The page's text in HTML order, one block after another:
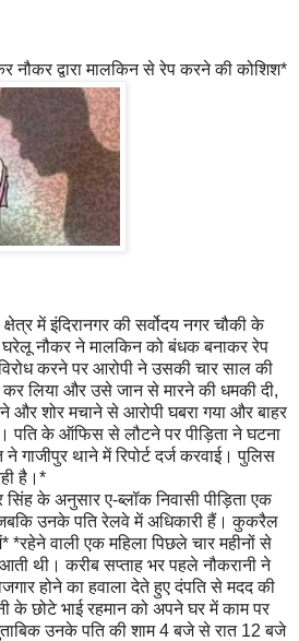
नौकर द्वारा मालकिन से रेप करने की कोशिश*
में इंदिरानगर की सर्वोदय नगर चौकी के
घरेलू नौकर ने मालकिन को बंधक बनाकर रेप
करने पर आरोपी ने उसकी चार साल की
कर लिया और उसे जान से मारने की धमकी दी,
और शोर मचाने से आरोपी घबरा गया और बाहर
पति के ऑफिस से लौटने पर पीड़िता ने घटना
गाजीपुर थाने में रिपोर्ट दर्ज करवाई। पुलिस
है।*
के अनुसार ए-ब्लॉक निवासी पीड़िता एक
जबकि उनके पति रेलवे में अधिकारी हैं। कुकरैल
*रहेने वाली एक महिला पिछले चार महीनों से
थी। करीब सप्ताह भर पहले नौकरानी ने
होने का हवाला देते हुए दंपति से मदद की
के छोटे भाई रहमान को अपने घर में काम पर
उनके पति की शाम 4 बजे से रात 12 बजे